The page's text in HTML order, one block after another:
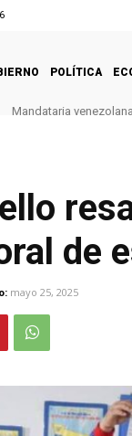
POLÍTICA
Mandataria
de
mayo 25, 2025